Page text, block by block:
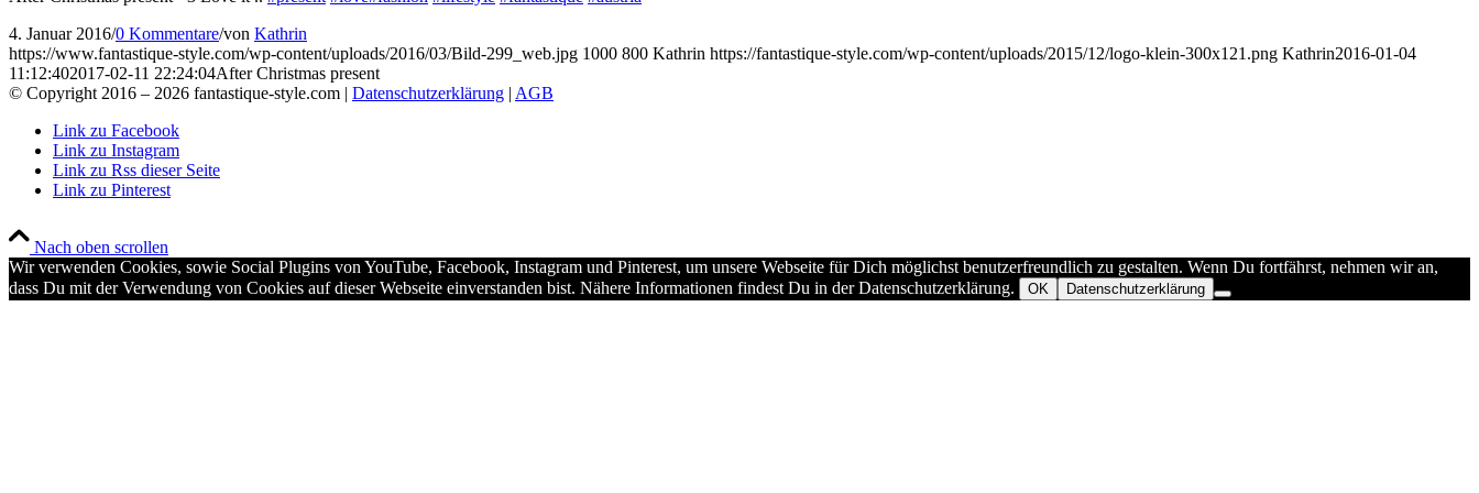
4. Januar 2016/0 Kommentare/von Kathrin
https://www.fantastique-style.com/wp-content/uploads/2016/03/Bild-299_web.jpg 1000 800 Kathrin https://fantastique-style.com/wp-content/uploads/2015/12/logo-klein-300x121.png Kathrin2016-01-04
11:12:402017-02-11 22:24:04After Christmas present
© Copyright 2016 – 2026 fantastique-style.com | Datenschutzerklärung | AGB
Link zu Facebook
Link zu Instagram
Link zu Rss dieser Seite
Link zu Pinterest
Nach oben scrollen
Wir verwenden Cookies, sowie Social Plugins von YouTube, Facebook, Instagram und Pinterest, um unsere Webseite für Dich möglichst benutzerfreundlich zu gestalten. Wenn Du fortfährst, nehmen wir an,
dass Du mit der Verwendung von Cookies auf dieser Webseite einverstanden bist. Nähere Informationen findest Du in der Datenschutzerklärung.
OK Datenschutzerklärung